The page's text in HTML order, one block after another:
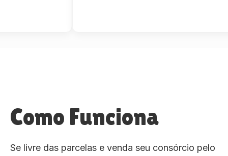
Como Funciona
Se livre das parcelas e venda seu consórcio pelo